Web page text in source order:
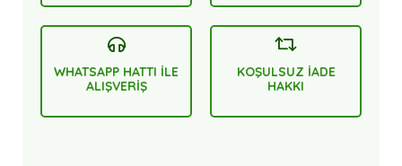
WHATSAPP HATTI İLE
ALIŞVERİŞ
KOŞULSUZ İADE
HAKKI